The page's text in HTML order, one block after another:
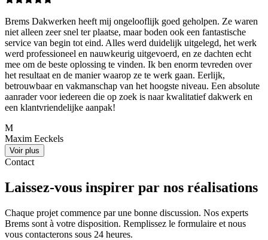
Brems Dakwerken heeft mij ongelooflijk goed geholpen. Ze waren
niet alleen zeer snel ter plaatse, maar boden ook een fantastische
service van begin tot eind. Alles werd duidelijk uitgelegd, het werk
werd professioneel en nauwkeurig uitgevoerd, en ze dachten echt
mee om de beste oplossing te vinden. Ik ben enorm tevreden over
het resultaat en de manier waarop ze te werk gaan. Eerlijk,
betrouwbaar en vakmanschap van het hoogste niveau. Een absolute
aanrader voor iedereen die op zoek is naar kwalitatief dakwerk en
een klantvriendelijke aanpak!
M
Maxim Eeckels
Voir plus
Contact
Laissez-vous inspirer par nos réalisations
Chaque projet commence par une bonne discussion. Nos experts
Brems sont à votre disposition. Remplissez le formulaire et nous
vous contacterons sous 24 heures.